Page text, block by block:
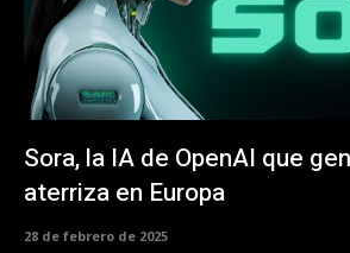
Sora, la IA de OpenAI que
aterriza en Europa
28 de febrero de 2025